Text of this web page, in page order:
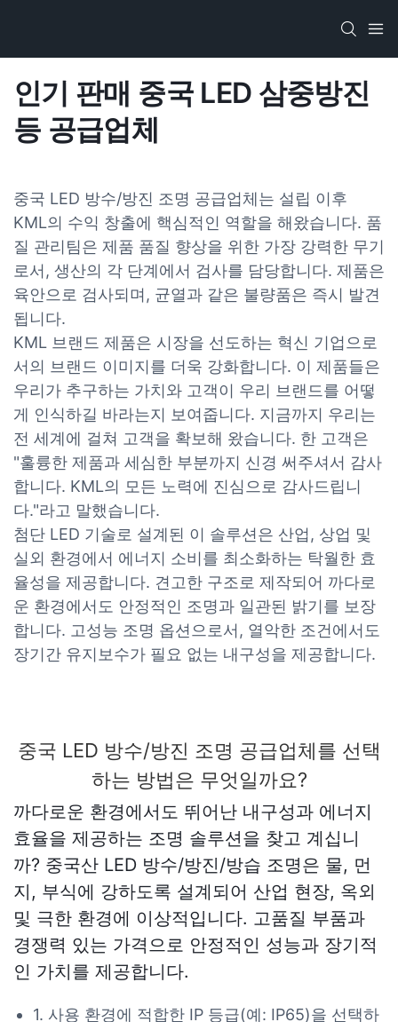
인기 판매 중국 LED 삼중방진
등 공급업체
중국 LED 방수/방진 조명 공급업체는 설립 이후
KML의 수익 창출에 핵심적인 역할을 해왔습니다. 품
질 관리팀은 제품 품질 향상을 위한 가장 강력한 무기
로서, 생산의 각 단계에서 검사를 담당합니다. 제품은
육안으로 검사되며, 균열과 같은 불량품은 즉시 발견
됩니다.
KML 브랜드 제품은 시장을 선도하는 혁신 기업으로
서의 브랜드 이미지를 더욱 강화합니다. 이 제품들은
우리가 추구하는 가치와 고객이 우리 브랜드를 어떻
게 인식하길 바라는지 보여줍니다. 지금까지 우리는
전 세계에 걸쳐 고객을 확보해 왔습니다. 한 고객은
"훌륭한 제품과 세심한 부분까지 신경 써주셔서 감사
합니다. KML의 모든 노력에 진심으로 감사드립니
다."라고 말했습니다.
첨단 LED 기술로 설계된 이 솔루션은 산업, 상업 및
실외 환경에서 에너지 소비를 최소화하는 탁월한 효
율성을 제공합니다. 견고한 구조로 제작되어 까다로
운 환경에서도 안정적인 조명과 일관된 밝기를 보장
합니다. 고성능 조명 옵션으로서, 열악한 조건에서도
장기간 유지보수가 필요 없는 내구성을 제공합니다.
중국 LED 방수/방진 조명 공급업체를 선택
하는 방법은 무엇일까요?
까다로운 환경에서도 뛰어난 내구성과 에너지
효율을 제공하는 조명 솔루션을 찾고 계십니
까? 중국산 LED 방수/방진/방습 조명은 물, 먼
지, 부식에 강하도록 설계되어 산업 현장, 옥외
및 극한 환경에 이상적입니다. 고품질 부품과
경쟁력 있는 가격으로 안정적인 성능과 장기적
인 가치를 제공합니다.
1. 사용 환경에 적합한 IP 등급(예: IP65)을 선택하